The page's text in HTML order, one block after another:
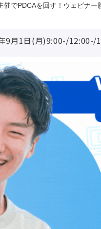
催でPDCAを回す！ウェビナ
9月1日(月)9:00-/12:00-/